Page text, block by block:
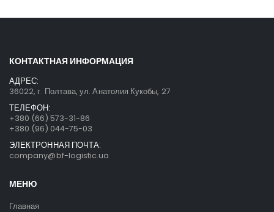
КОНТАКТНАЯ ИНФОРМАЦИЯ
АДРЕС:
36022, г. Полтава, ул. Анатолия Кукобы, 27
ТЕЛЕФОН:
+380 (66) 573-31-86
+380 (96) 044-75-03
ЭЛЕКТРОННАЯ ПОЧТА:
company@bf-logistic.ua
МЕНЮ
Главная